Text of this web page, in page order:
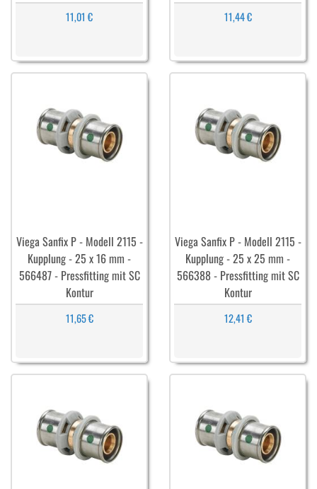
11,01 € 11,44 €
Viega Sanfix P - Modell 2115 -
Kupplung - 25 x 16 mm -
566487 - Pressfitting mit SC
Kontur
11,65 €
Viega Sanfix P - Modell 2115 -
Kupplung - 25 x 25 mm -
566388 - Pressfitting mit SC
Kontur
12,41 €